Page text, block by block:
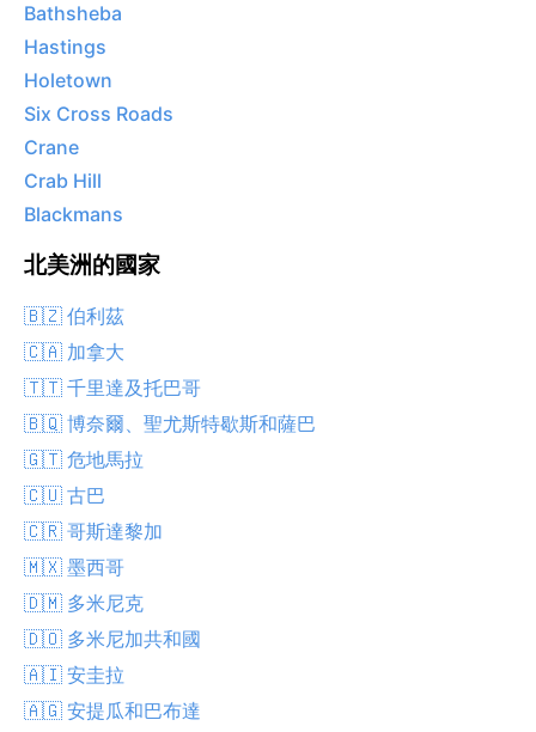
Bathsheba
Hastings
Holetown
Six Cross Roads
Crane
Crab Hill
Blackmans
北美洲的國家
🇧🇿 伯利茲
🇨🇦 加拿大
🇹🇹 千里達及托巴哥
🇧🇶 博奈爾、聖尤斯特歇斯和薩巴
🇬🇹 危地馬拉
🇨🇺 古巴
🇨🇷 哥斯達黎加
🇲🇽 墨西哥
🇩🇲 多米尼克
🇩🇴 多米尼加共和國
🇦🇮 安圭拉
🇦🇬 安提瓜和巴布達